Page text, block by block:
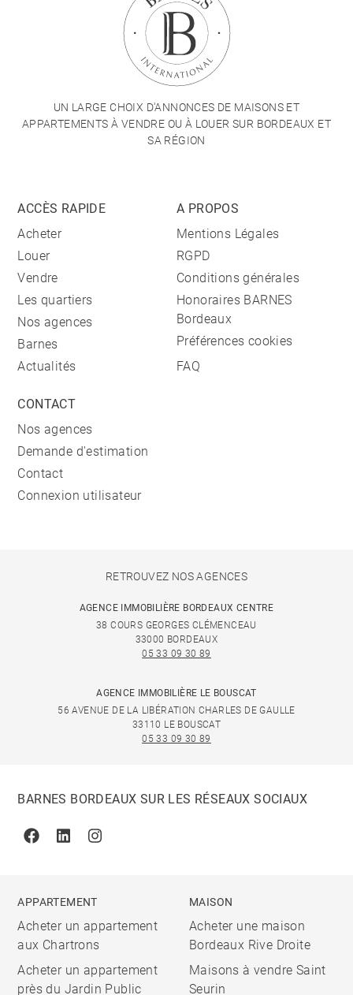
UN LARGE CHOIX D'ANNONCES DE MAISONS ET
APPARTEMENTS À VENDRE OU À LOUER SUR BORDEAUX ET
SA RÉGION
ACCÈS RAPIDE
Acheter
Louer
Vendre
Les quartiers
Nos agences
Barnes
Actualités
A PROPOS
Mentions Légales
RGPD
Conditions générales
Honoraires BARNES
Bordeaux
Préférences cookies
FAQ
CONTACT
Nos agences
Demande d'estimation
Contact
Connexion utilisateur
RETROUVEZ NOS AGENCES
AGENCE IMMOBILIÈRE BORDEAUX CENTRE
38 COURS GEORGES CLÉMENCEAU
33000 BORDEAUX
05 33 09 30 89
AGENCE IMMOBILIÈRE LE BOUSCAT
56 AVENUE DE LA LIBÉRATION CHARLES DE GAULLE
33110 LE BOUSCAT
05 33 09 30 89
BARNES BORDEAUX SUR LES RÉSEAUX SOCIAUX
FacebookLinkedinInstagram
APPARTEMENT
Acheter un appartement
aux Chartrons
Acheter un appartement
près du Jardin Public
MAISON
Acheter une maison
Bordeaux Rive Droite
Maisons à vendre Saint
Seurin